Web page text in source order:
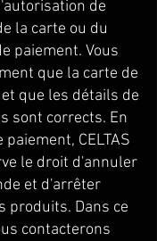
de
la carte ou du
paiement. Vous
que la carte de
que les détails de
sont corrects. En
CELTAS
le droit d'annuler
et d'arrêter
produits. Dans ce
contacterons